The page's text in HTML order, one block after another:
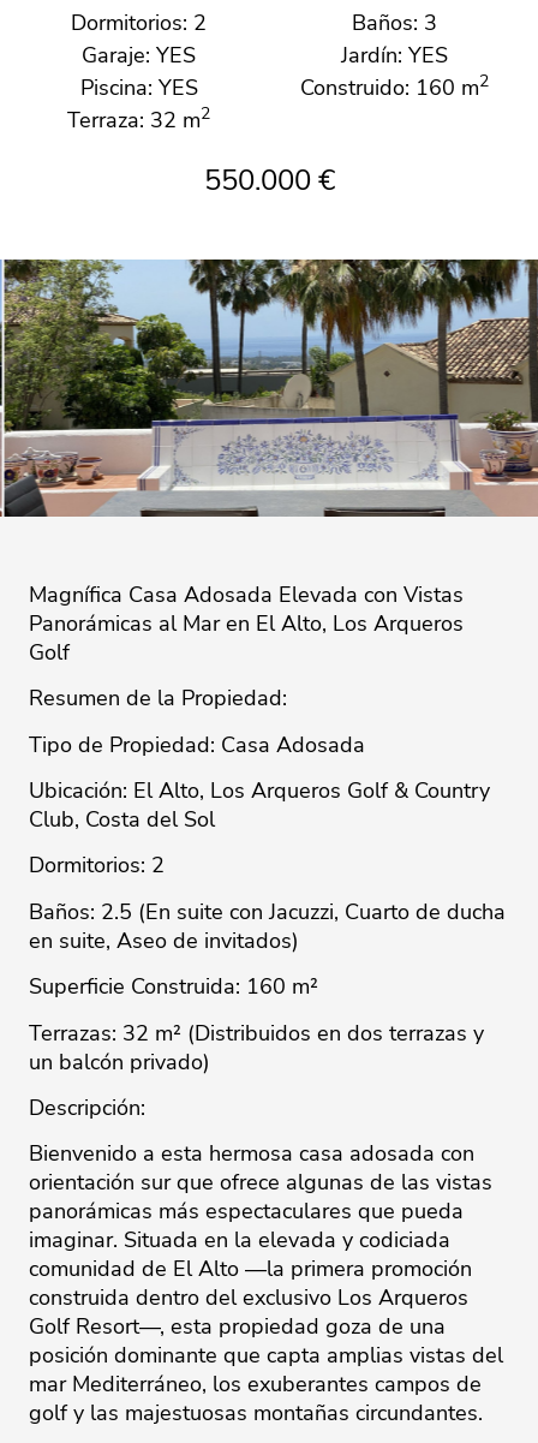
Dormitorios: 2
Baños: 3
Garaje: YES
Jardín: YES
Piscina: YES
Construido: 160 m2
Terraza: 32 m2
550.000 €
Magnífica Casa Adosada Elevada con Vistas
Panorámicas al Mar en El Alto, Los Arqueros
Golf
Resumen de la Propiedad:
Tipo de Propiedad: Casa Adosada
Ubicación: El Alto, Los Arqueros Golf & Country
Club, Costa del Sol
Dormitorios: 2
Baños: 2.5 (En suite con Jacuzzi, Cuarto de ducha
en suite, Aseo de invitados)
Superficie Construida: 160 m²
Terrazas: 32 m² (Distribuidos en dos terrazas y
un balcón privado)
Descripción:
Bienvenido a esta hermosa casa adosada con
orientación sur que ofrece algunas de las vistas
panorámicas más espectaculares que pueda
imaginar. Situada en la elevada y codiciada
comunidad de El Alto —la primera promoción
construida dentro del exclusivo Los Arqueros
Golf Resort—, esta propiedad goza de una
posición dominante que capta amplias vistas del
mar Mediterráneo, los exuberantes campos de
golf y las majestuosas montañas circundantes.